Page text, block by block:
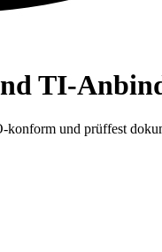
TI-
konform und prüffest